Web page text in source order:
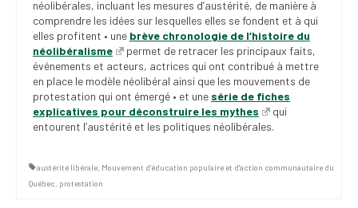
néolibérales, incluant les mesures d’austérité, de manière à
comprendre les idées sur lesquelles elles se fondent et à qui
elles profitent • une brève chronologie de l’histoire du
néolibéralisme
permet de retracer les principaux faits,
événements et acteurs, actrices qui ont contribué à mettre
en place le modèle néolibéral ainsi que les mouvements de
protestation qui ont émergé • et une série de fiches
explicatives pour déconstruire les mythes
qui
entourent l’austérité et les politiques néolibérales.
austérité libérale, Mouvement d'éducation populaire et d'action communautaire du
Québec, protestation